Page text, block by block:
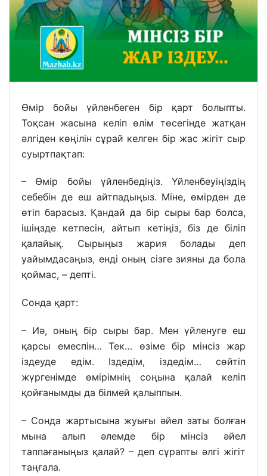
Өмір бойы үйленбеген бір қарт болыпты.
Тоқсан жасына келіп өлім төсегінде жатқан
әлгіден көңілін сұрай келген бір жас жігіт сыр
суыртпақтап:
– Өмір бойы үйленбедіңіз. Үйленбеуіңіздің
себебін де еш айтпадыңыз. Міне, өмірден де
өтіп барасыз. Қандай да бір сыры бар болса,
ішіңзде кетпесін, айтып кетіңіз, біз де біліп
қалайық. Сырыңыз жария болады деп
уайымдасаңыз, енді оның сізге зияны да бола
қоймас, – депті.
Сонда қарт:
– Иә, оның бір сыры бар. Мен үйленуге еш
қарсы емеспін… Тек… өзіме бір мінсіз жар
іздеуде едім. Іздедім, іздедім… сөйтіп
жүргенімде өмірімнің соңына қалай келіп
қойғанымды да білмей қалыппын.
– Сонда жартысына жуығы әйел заты болған
мына алып әлемде бір мінсіз әйел
таппағаныңыз қалай? – деп сұрапты әлгі жігіт
таңғала.